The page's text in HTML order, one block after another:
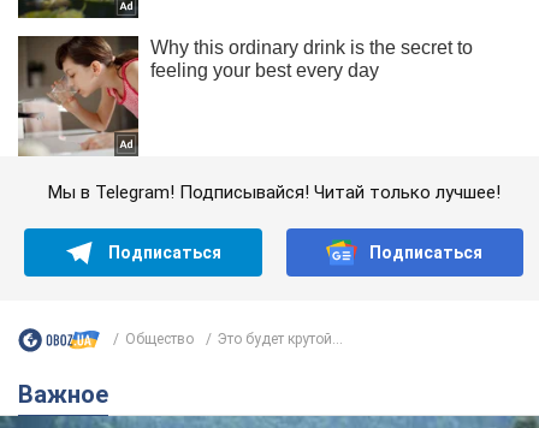
Мы в Telegram! Подписывайся! Читай только лучшее!
Подписаться Подписаться
Общество Это будет крутой...
Важное